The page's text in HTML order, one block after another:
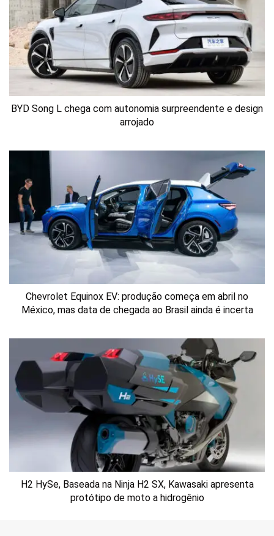
BYD Song L chega com autonomia surpreendente e design
arrojado
Chevrolet Equinox EV: produção começa em abril no
México, mas data de chegada ao Brasil ainda é incerta
H2 HySe, Baseada na Ninja H2 SX, Kawasaki apresenta
protótipo de moto a hidrogênio